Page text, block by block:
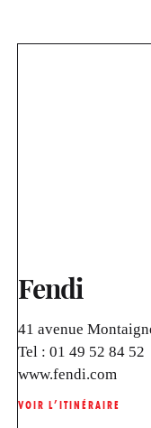
Fendi
41 avenue
Tel : 01 49 52 84 52
www.fendi.com
VOIR L’ITINÉRAIRE